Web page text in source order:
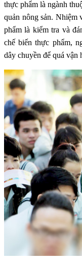
thực phẩm là ngành
quản nông sản. Nhiệm
phẩm là kiểm tra và
chế biến thực phẩm,
dây chuyền để quá